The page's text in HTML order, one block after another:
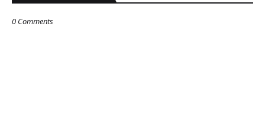
0 Comments